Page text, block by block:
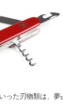
った刃物類は、